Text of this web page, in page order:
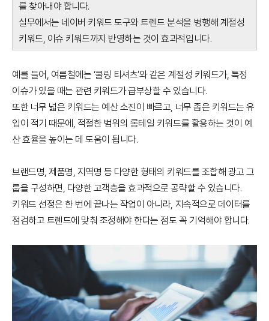
를 찾아내야 합니다.
실무에서는 네이버 키워드 도구와 트렌드 분석을 병행해 계절성
키워드, 이슈 키워드까지 반영하는 것이 효과적입니다.
예를 들어, 여름철에는 ‘쿨링 티셔츠’와 같은 계절성 키워드가, 특정
이슈가 있을 때는 관련 키워드가 급부상할 수 있습니다.
또한 너무 넓은 키워드는 예산 소진이 빠르고, 너무 좁은 키워드는 유
입이 적기 때문에, 적절한 범위의 롱테일 키워드를 활용하는 것이 예
산 효율을 높이는 데 도움이 됩니다.
브랜드명, 제품명, 지역명 등 다양한 형태의 키워드를 조합해 광고 그
룹을 구성하면, 다양한 고객층을 효과적으로 공략할 수 있습니다.
키워드 선정은 한 번에 끝나는 작업이 아니라, 지속적으로 데이터를
점검하고 트렌드에 맞춰 조정해야 한다는 점도 꼭 기억해야 합니다.